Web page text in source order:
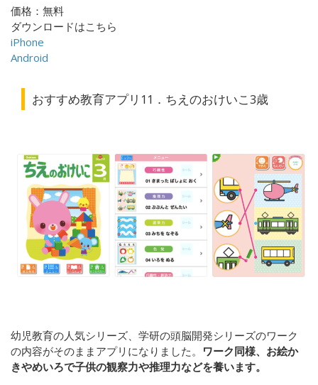
価格：無料
ダウンロードはこちら
iPhone
Android
おすすめ教育アプリ11．ちえのおけいこ3歳
幼児教育の人気シリーズ、学研の頭脳開発シリーズのワーク
の内容がそのままアプリになりました。 ワーク同様、お絵か
きやめいろで子供の観察力や推理力などを養います。